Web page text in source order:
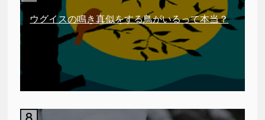
ウグイスの鳴き真似をする鳥がいるって本当？